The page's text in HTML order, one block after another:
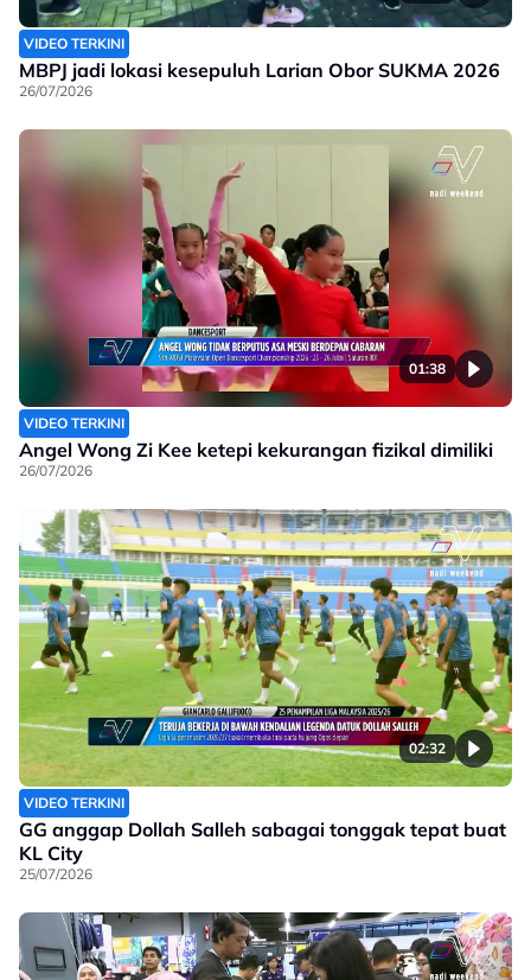
VIDEO TERKINI
MBPJ jadi lokasi kesepuluh Larian Obor SUKMA 2026
26/07/2026
01:38
VIDEO TERKINI
Angel Wong Zi Kee ketepi kekurangan fizikal dimiliki
26/07/2026
02:32
VIDEO TERKINI
GG anggap Dollah Salleh sabagai tonggak tepat buat
KL City
25/07/2026